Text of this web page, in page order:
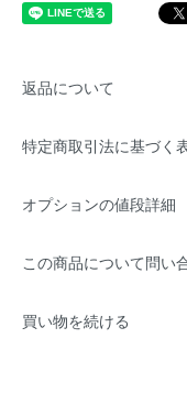
返品について
特定商取引法に基づく
オプションの値段詳細
この商品について問い
買い物を続ける